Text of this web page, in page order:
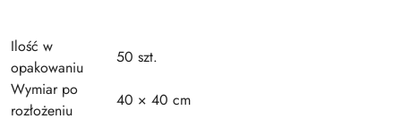
Ilość w
opakowaniu
50 szt.
Wymiar po
rozłożeniu
40 × 40 cm